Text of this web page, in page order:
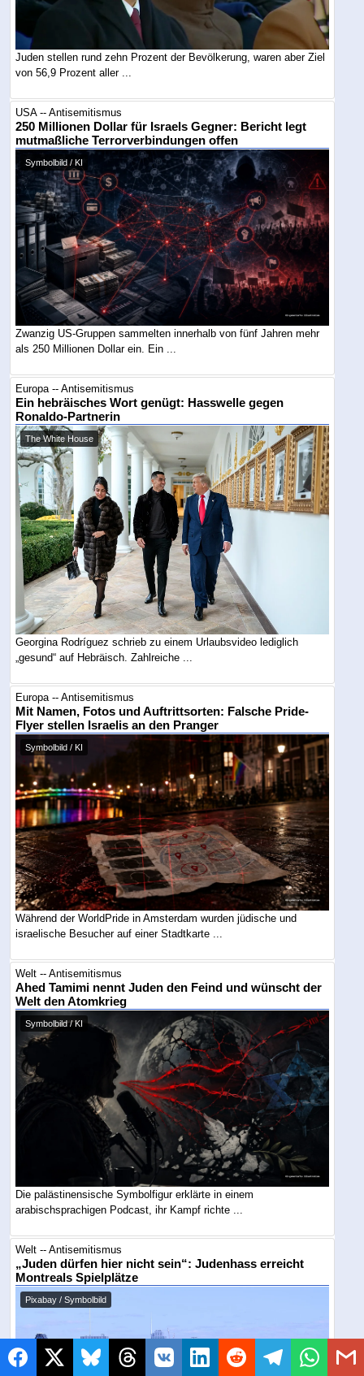
Juden stellen rund zehn Prozent der Bevölkerung, waren aber Ziel
von 56,9 Prozent aller ...
USA -- Antisemitismus
250 Millionen Dollar für Israels Gegner: Bericht legt
mutmaßliche Terrorverbindungen offen
Symbolbild / KI
Zwanzig US-Gruppen sammelten innerhalb von fünf Jahren mehr
als 250 Millionen Dollar ein. Ein ...
Europa -- Antisemitismus
Ein hebräisches Wort genügt: Hasswelle gegen
Ronaldo-Partnerin
The White House
Georgina Rodríguez schrieb zu einem Urlaubsvideo lediglich
„gesund“ auf Hebräisch. Zahlreiche ...
Europa -- Antisemitismus
Mit Namen, Fotos und Auftrittsorten: Falsche Pride-
Flyer stellen Israelis an den Pranger
Symbolbild / KI
Während der WorldPride in Amsterdam wurden jüdische und
israelische Besucher auf einer Stadtkarte ...
Welt -- Antisemitismus
Ahed Tamimi nennt Juden den Feind und wünscht der
Welt den Atomkrieg
Symbolbild / KI
Die palästinensische Symbolfigur erklärte in einem
arabischsprachigen Podcast, ihr Kampf richte ...
Welt -- Antisemitismus
„Juden dürfen hier nicht sein“: Judenhass erreicht
Montreals Spielplätze
Pixabay / Symbolbild